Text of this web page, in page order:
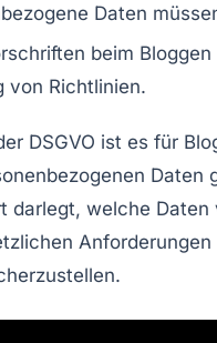
Daten
beim
von Richtlinien.
DSGVO ist es für
Daten
darlegt, welche